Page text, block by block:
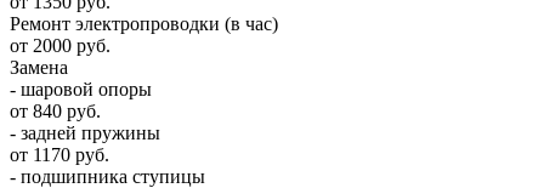
Ремонт электропроводки (в час)
от 2000 руб.
Замена
- шаровой опоры
от 840 руб.
- задней пружины
от 1170 руб.
- подшипника ступицы